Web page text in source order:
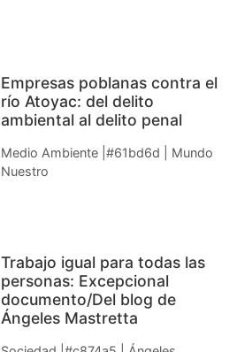
Empresas poblanas contra el
río Atoyac: del delito
ambiental al delito penal
Medio Ambiente |#61bd6d | Mundo
Nuestro
Trabajo igual para todas las
personas: Excepcional
documento/Del blog de
Ángeles Mastretta